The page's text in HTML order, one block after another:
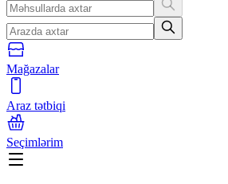
Mağazalar
Araz tətbiqi
Seçimlərim